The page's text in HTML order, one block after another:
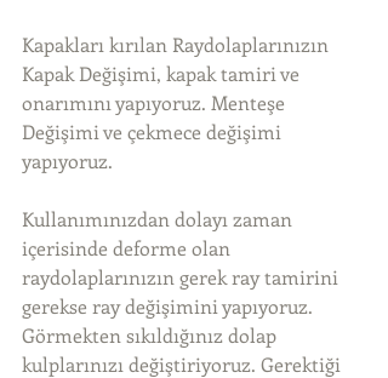
Kapakları kırılan Raydolaplarınızın
Kapak Değişimi, kapak tamiri ve
onarımını yapıyoruz. Menteşe
Değişimi ve çekmece değişimi
yapıyoruz.
Kullanımınızdan dolayı zaman
içerisinde deforme olan
raydolaplarınızın gerek ray tamirini
gerekse ray değişimini yapıyoruz.
Görmekten sıkıldığınız dolap
kulplarınızı değiştiriyoruz. Gerektiği